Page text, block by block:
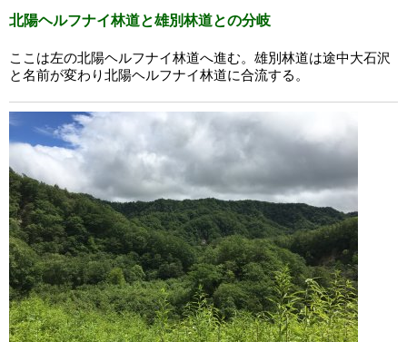
北陽ヘルフナイ林道と雄別林道との分岐
ここは左の北陽ヘルフナイ林道へ進む。雄別林道は途中大石沢
と名前が変わり北陽ヘルフナイ林道に合流する。